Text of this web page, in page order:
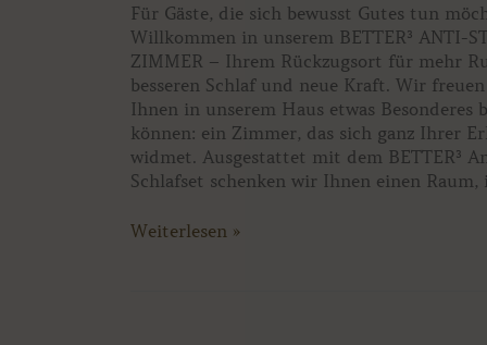
Für Gäste, die sich bewusst Gutes tun
Willkommen in unserem BETTER³ ANTI-
ZIMMER – Ihrem Rückzugsort für mehr
besseren Schlaf und neue Kraft. Wir
Ihnen in unserem Haus etwas Besonderes
können: ein Zimmer, das sich ganz Ihrer
widmet. Ausgestattet mit dem BETTER³
Schlafset schenken wir Ihnen einen
Weiterlesen »